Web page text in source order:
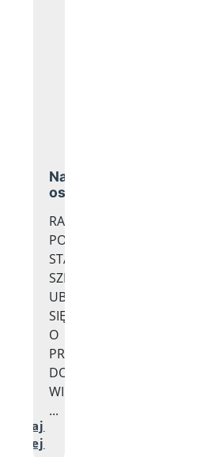
Nasze
osiągnięcia
RAPORT
PODSUMOWUJĄCY
STARANIA
SZKOŁY/PLACÓWKI
UBIEGAJĄCEJ
SIĘ
O
PRZYJĘCIE
DO
WIELKOPOLSKIEJ
...
Czytaj
więcej